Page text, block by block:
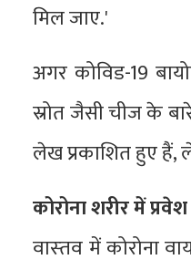
मिल जाए.'
अगर कोविड-19
स्रोत जैसी चीज के
लेख प्रकाशित हुए हैं,
कोरोना शरीर में
वास्‍तव में कोरोना